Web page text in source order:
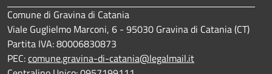
Comune di Gravina di Catania
Viale Guglielmo Marconi, 6 - 95030 Gravina di Catania (CT)
Partita IVA: 80006830873
PEC:comune.gravina-di-catania@legalmail.it